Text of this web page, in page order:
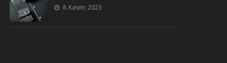
8 Kasım 2023